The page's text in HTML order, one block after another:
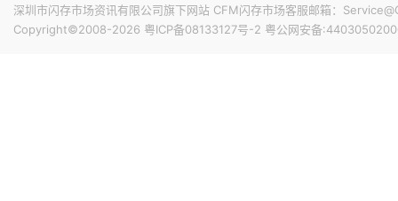
深圳市闪存市场资讯有限公司旗下网站 CFM闪存市场客服邮箱：
Copyright©2008-2026 粤ICP备08133127号-2 粤公网安备